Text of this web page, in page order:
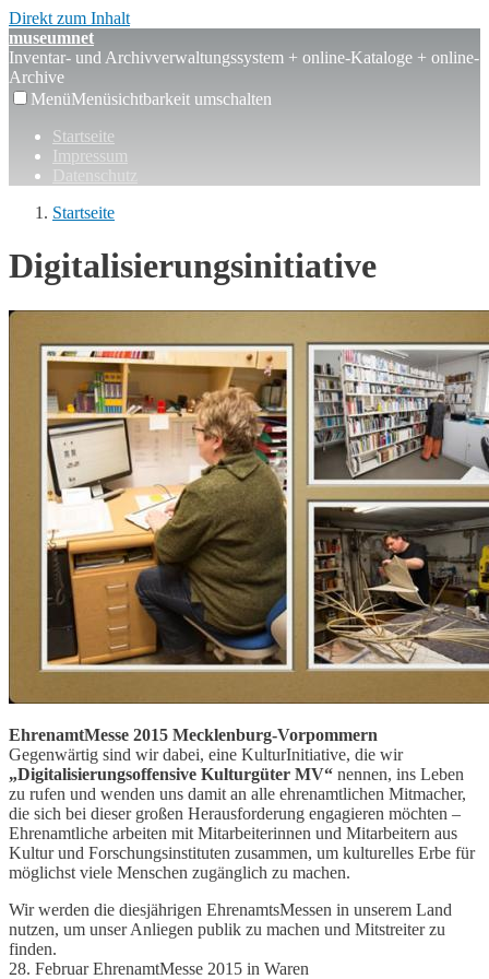
Direkt zum Inhalt
museumnet
Inventar- und Archivverwaltungssystem + online-Kataloge + online-
Archive
MenüMenüsichtbarkeit umschalten
Startseite
Impressum
Datenschutz
Startseite
Digitalisierungsinitiative
EhrenamtMesse 2015 Mecklenburg-Vorpommern
Gegenwärtig sind wir dabei, eine KulturInitiative, die wir
„Digitalisierungsoffensive Kulturgüter MV“ nennen, ins Leben
zu rufen und wenden uns damit an alle ehrenamtlichen Mitmacher,
die sich bei dieser großen Herausforderung engagieren möchten –
Ehrenamtliche arbeiten mit Mitarbeiterinnen und Mitarbeitern aus
Kultur und Forschungsinstituten zusammen, um kulturelles Erbe für
möglichst viele Menschen zugänglich zu machen.
Wir werden die diesjährigen EhrenamtsMessen in unserem Land
nutzen, um unser Anliegen publik zu machen und Mitstreiter zu
finden.
28. Februar EhrenamtMesse 2015 in Waren